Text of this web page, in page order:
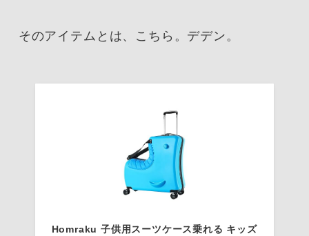
そのアイテムとは、こちら。デデン。
Homraku 子供用スーツケース乗れる キッズ